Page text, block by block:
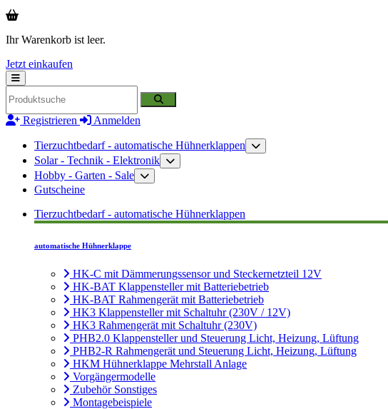
Ihr Warenkorb ist leer.
Jetzt einkaufen
Registrieren Anmelden
Tierzuchtbedarf - automatische Hühnerklappen
Solar - Technik - Elektronik
Hobby - Garten - Sale
Gutscheine
Tierzuchtbedarf - automatische Hühnerklappen
automatische Hühnerklappe
HK-C mit Dämmerungssensor und Steckernetzteil 12V
HK-BAT Klappensteller mit Batteriebetrieb
HK-BAT Rahmengerät mit Batteriebetrieb
HK3 Klappensteller mit Schaltuhr (230V / 12V)
HK3 Rahmengerät mit Schaltuhr (230V)
PHB2.0 Klappensteller und Steuerung Licht, Heizung, Lüftung
PHB2-R Rahmengerät und Steuerung Licht, Heizung, Lüftung
HKM Hühnerklappe Mehrstall Anlage
Vorgängermodelle
Zubehör Sonstiges
Montagebeispiele